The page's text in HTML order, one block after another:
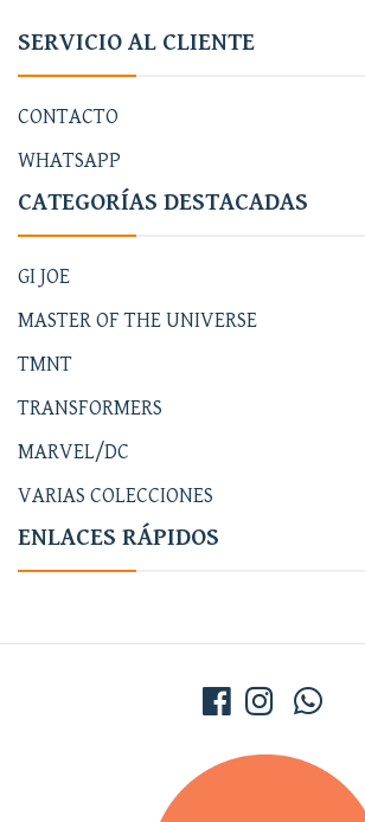
SERVICIO AL CLIENTE
CONTACTO
WHATSAPP
CATEGORÍAS DESTACADAS
GI JOE
MASTER OF THE UNIVERSE
TMNT
TRANSFORMERS
MARVEL/DC
VARIAS COLECCIONES
ENLACES RÁPIDOS